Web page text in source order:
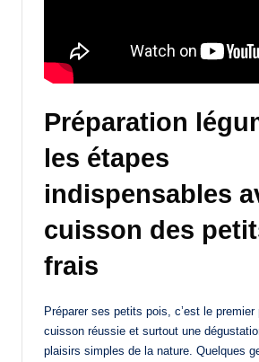
Préparation
les étapes
indispensables
cuisson des
frais
Préparer ses petits pois, c’est le
cuisson réussie et surtout une
plaisirs simples de la nature. Quelques